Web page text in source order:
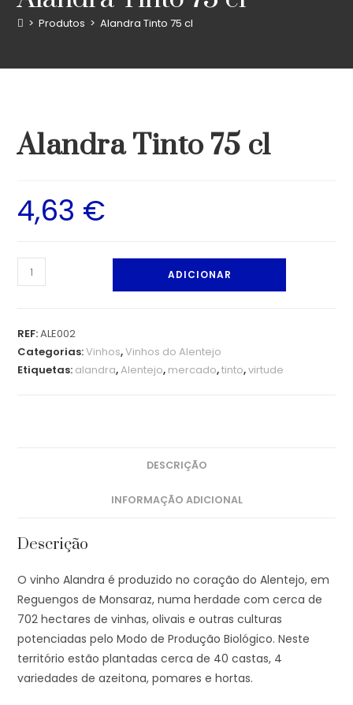
> Produtos > Alandra Tinto 75 cl
Alandra Tinto 75 cl
4,63 €
ADICIONAR
REF:ALE002
Categorias:Vinhos,Vinhos do Alentejo
Etiquetas: alandra,Alentejo, mercado,tinto,virtude
DESCRIÇÃO
INFORMAÇÃO ADICIONAL
Descrição
O vinho Alandra é produzido no coração do Alentejo, em
Reguengos de Monsaraz, numa herdade com cerca de
702 hectares de vinhas, olivais e outras culturas
potenciadas pelo Modo de Produção Biológico. Neste
território estão plantadas cerca de 40 castas, 4
variedades de azeitona, pomares e hortas.